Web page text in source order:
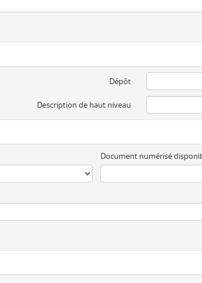
Dépôt
Description de haut niveau
Document numérisé